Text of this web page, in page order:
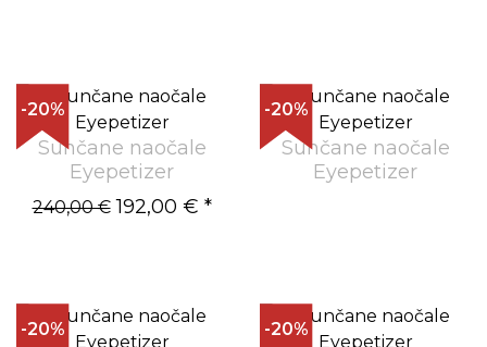
-20%
Sunčane naočale
Eyepetizer
240,00 €192,00 € *
-20%
Sunčane naočale
Eyepetizer
-20% -20%